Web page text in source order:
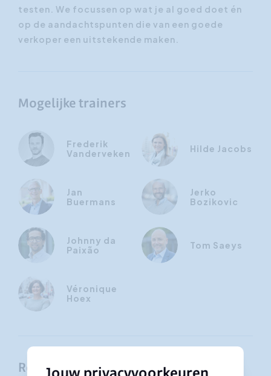
testen. We focussen op wat je al goed doet én
op de aandachtspunten die van een goede
verkoper een uitstekende maken.
Mogelijke trainers
Frederik
Vanderveken
Hilde Jacobs
Jan
Buermans
Jerko
Bozikovic
Johnny da
Paixão
Tom Saeys
Véronique
Hoex
Resultaten